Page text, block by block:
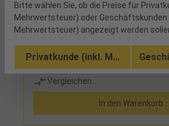
1 verfügbar
Vergleichen
In den Warenkorb
Bitte wählen Sie, ob die Preise für
Mehrwertsteuer) oder Geschäftskunden
Mehrwertsteuer) angezeigt werden
Privatkunde (inkl. MwSt.)